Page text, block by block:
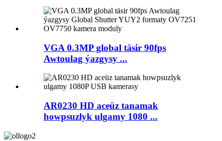
VGA 0.3MP global täsir 90fps
Awtoulag ýazgysy ...
AR0230 HD aceüz tanamak
howpsuzlyk ulgamy 1080 ...